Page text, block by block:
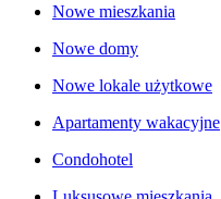
Nowe mieszkania
Nowe domy
Nowe lokale użytkowe
Apartamenty wakacyjne
Condohotel